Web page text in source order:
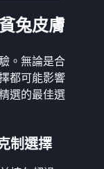
兔皮膚
。無論是合
都可能影響
選的最佳選
制選擇